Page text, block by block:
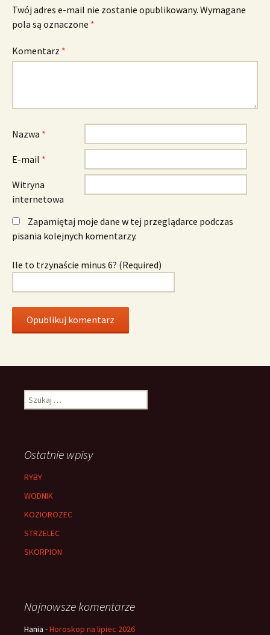
Twój adres e-mail nie zostanie opublikowany. Wymagane
pola są oznaczone *
Komentarz *
Nazwa *
E-mail *
Witryna
internetowa
Zapamiętaj moje dane w tej przeglądarce podczas
pisania kolejnych komentarzy.
Ile to trzynaście minus 6? (Required)
Szukaj:
Ostatnie wpisy
RYBY
WODNIK
KOZIOROZEC
STRZELEC
SKORPION
Najnowsze komentarze
Hania -Horoskop na lipiec 2026